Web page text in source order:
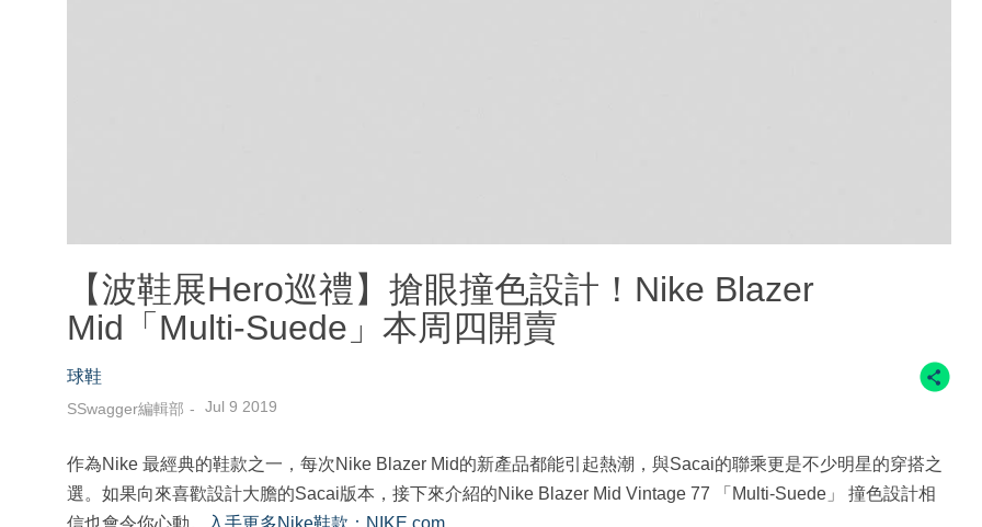
【波鞋展Hero巡禮】搶眼撞色設計！Nike Blazer
Mid「Multi-Suede」本周四開賣
球鞋
SSwagger編輯部 Jul 9 2019
作為Nike 最經典的鞋款之一，每次Nike Blazer Mid的新產品都能引起熱潮，與Sacai的聯乘更是不少明星的穿搭之
選。如果向來喜歡設計大膽的Sacai版本，接下來介紹的Nike Blazer Mid Vintage 77 「Multi-Suede」 撞色設計相
信也會令你心動。
入手更多Nike鞋款：NIKE.com